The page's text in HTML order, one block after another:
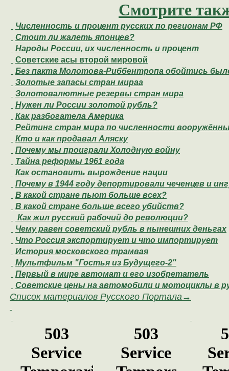
Смотрите
Численность и процент русских по регионам РФ
Стоит ли жалеть японцев?
Народы России, их численность и процент
Cоветские асы второй мировой
Без пакта Молотова-Риббентропа обойтись
Золотые запасы стран мираа
Золотовалютные резервы стран мира
Нужен ли России золотой рубль?
Как разбогатела Америка
Рейтинг стран мира по численности
Кто и как продавал Аляску
Почему мы проиграли Холодную войну
Тайна реформы 1961 года
Как остановить вырождение нации
Почему в 1944 году депортировали чеченцев и
В какой стране пьют больше всех?
В какой стране больше всего убийств?
Как жил русский рабочий до революции?
Чему равен советский рубль в нынешних деньгах
Что Россия экспортирует и что импортирует
История московского трамвая
Мультфильм "Гостья из Будущего-2"
Первый в мире автомат и его изобретатель
Советские цены на автомобили и мотоциклы в
Список материалов Русского Портала→